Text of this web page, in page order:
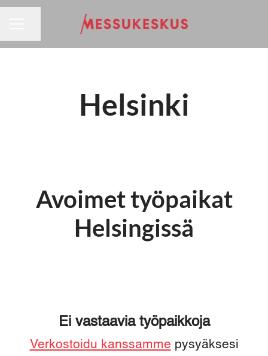
Helsinki
Avoimet työpaikat
Helsingissä
Ei vastaavia työpaikkoja
Verkostoidu kanssamme pysyäksesi